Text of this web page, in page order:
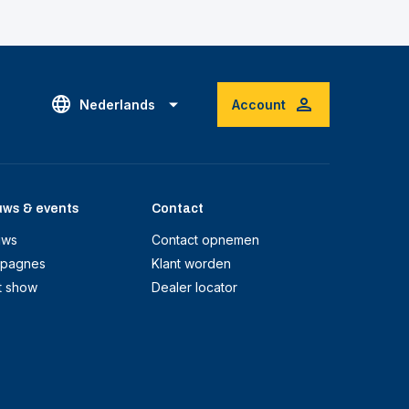
Nederlands Account
& events
show
Contact
Contact opnemen
Klant worden
Dealer locator